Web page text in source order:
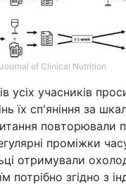
Journal of Clinical Nutrition
усіх учасників
їх сп'яніння за
повторювали
проміжки
отримували
потрібно згідно з